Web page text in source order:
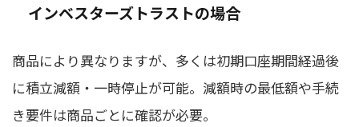
インベスターズトラストの場合
商品により異なりますが、多くは初期口座期間経過後
に積立減額・一時停止が可能。減額時の最低額や手続
き要件は商品ごとに確認が必要。